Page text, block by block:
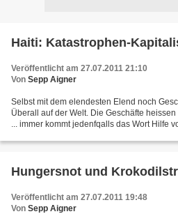
Haiti: Katastrophen-
Veröffentlicht am 27.07.2011 21:10
Von Sepp Aigner
Selbst mit dem elendesten Elend noch
Überall auf der Welt. Die Geschäfte
... immer kommt jedenfqalls das Wort Hilfe
Hungersnot und
Veröffentlicht am 27.07.2011 19:48
Von Sepp Aigner